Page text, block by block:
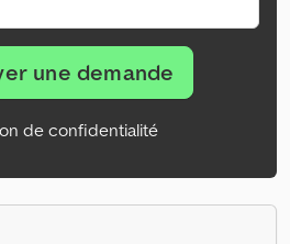
une demande
de confidentialité